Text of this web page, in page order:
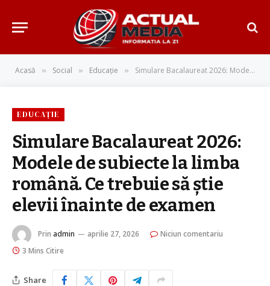
Acasă » Social » Educație » Simulare Bacalaureat 2026: Modele de subiecte la limba română. Ce trebuie să știe elevii înainte de examen
EDUCAȚIE
Simulare Bacalaureat 2026:
Modele de subiecte la limba
română. Ce trebuie să știe
elevii înainte de examen
Prin admin aprilie 27, 2026
Niciun comentariu
3 Mins Citire
Share